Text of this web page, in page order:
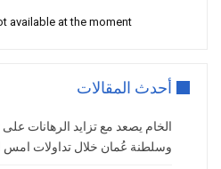
فتأثير بيانات أمس هو تأثير
بيانات ومستجدات
available at the moment.
أحدث المقالات
الخام يصعد مع تزايد الرهانات
وسلطنة عُمان خلال تداولات